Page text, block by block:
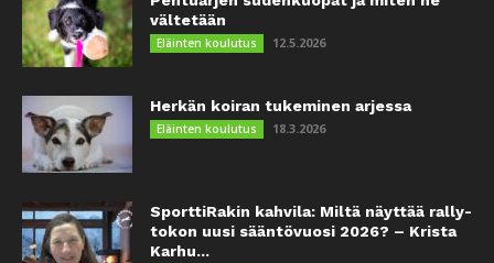
vältetään
Eläinten koulutus 12.5.2026
Herkän koiran tukeminen arjessa
Eläinten koulutus 18.3.2026
SporttiRakin kahvila: Miltä näyttää rally-
tokon uusi sääntövuosi 2026? – Krista
Karhu...